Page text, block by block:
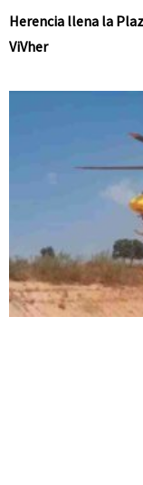
Herencia llena la
ViVher